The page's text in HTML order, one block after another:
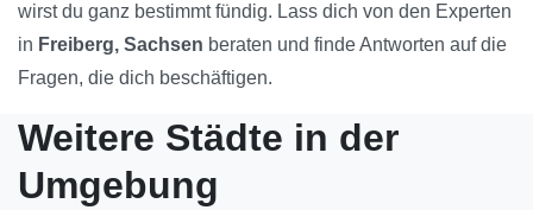
wirst du ganz bestimmt fündig. Lass dich von den Experten
in Freiberg, Sachsen beraten und finde Antworten auf die
Fragen, die dich beschäftigen.
Weitere Städte in der
Umgebung